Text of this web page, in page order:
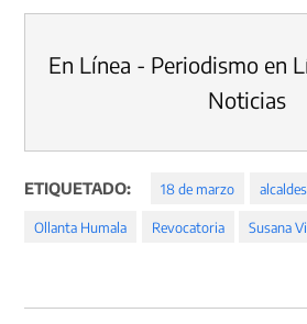
En Línea - Periodismo en
Noticias
ETIQUETADO: 18 de marzo
Ollanta Humala Revocatoria Susana